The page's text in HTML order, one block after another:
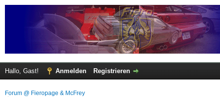
Hallo, Gast! Anmelden Registrieren
Forum @ Fieropage & McFrey